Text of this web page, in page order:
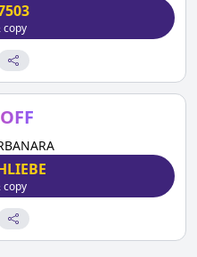
copy
OFF
copy